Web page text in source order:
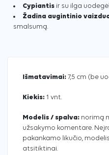
Cypiantis ir su ilga
Žadina augintinio
smalsumą.
Išmatavimai: 7,5 cm (be
Kiekis: 1 vnt.
Modelis / spalva: norimą
užsakymo komentare.
pakankamo likučio,
atsitiktinai.